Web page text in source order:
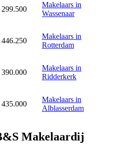
299.500
Makelaars in
Wassenaar
446.250
Makelaars in
Rotterdam
390.000
Makelaars in
Ridderkerk
435.000
Makelaars in
Alblasserdam
Makelaardij